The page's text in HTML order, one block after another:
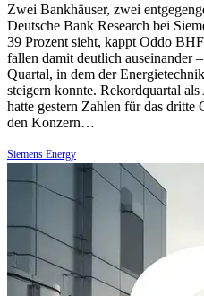
Zwei Bankhäuser, zwei
Deutsche Bank Research bei
39 Prozent sieht, kappt Oddo
fallen damit deutlich auseinander
Quartal, in dem der
steigern konnte. Rekordquartal
hatte gestern Zahlen für das dritte
den Konzern…
Siemens Energy